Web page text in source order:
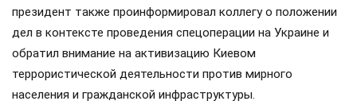
президент также проинформировал коллегу о положении
дел в контексте проведения спецоперации на Украине и
обратил внимание на активизацию Киевом
террористической деятельности против мирного
населения и гражданской инфраструктуры.